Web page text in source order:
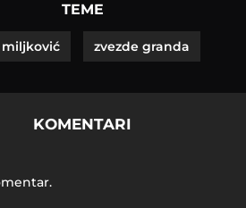
TEME
zvezde granda
KOMENTARI